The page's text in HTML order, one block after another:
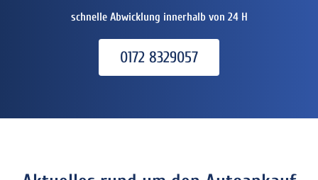
schnelle Abwicklung innerhalb von 24 H
0172 8329057